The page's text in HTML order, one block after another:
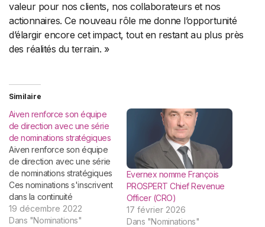
valeur pour nos clients, nos collaborateurs et nos
actionnaires. Ce nouveau rôle me donne l’opportunité
d’élargir encore cet impact, tout en restant au plus près
des réalités du terrain. »
Similaire
Aiven renforce son équipe
de direction avec une série
de nominations stratégiques
Aiven renforce son équipe
de direction avec une série
de nominations stratégiques
Ces nominations s'inscrivent
dans la continuité
stratégique de l'entreprise
visant à optimiser le
19 décembre 2022
Dans "Nominations"
Evernex nomme François
PROSPERT Chief Revenue
Officer (CRO)
17 février 2026
Dans "Nominations"